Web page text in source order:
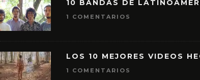
10 BANDAS DE
1 COMENTARIOS
LOS 10 MEJORES VIDEOS
1 COMENTARIOS